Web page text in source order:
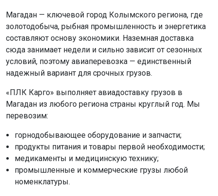
Магадан — ключевой город Колымского региона, где
золотодобыча, рыбная промышленность и энергетика
составляют основу экономики. Наземная доставка
сюда занимает недели и сильно зависит от сезонных
условий, поэтому авиаперевозка — единственный
надежный вариант для срочных грузов.
«ПЛК Карго» выполняет авиадоставку грузов в
Магадан из любого региона страны круглый год. Мы
перевозим:
горнодобывающее оборудование и запчасти;
продукты питания и товары первой необходимости;
медикаменты и медицинскую технику;
промышленные и коммерческие грузы любой
номенклатуры.